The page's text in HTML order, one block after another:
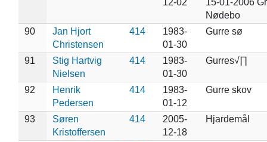
Nødebo
90
Jan Hjort
Christensen
414
1983-
01-30
Gurre sø
91
Stig Hartvig
Nielsen
414
1983-
01-30
Gurres√∏
92
Henrik
Pedersen
414
1983-
01-12
Gurre skov
93
Søren
Kristoffersen
414
2005-
12-18
Hjardemål